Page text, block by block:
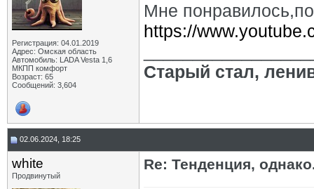
Регистрация: 04.01.2019
Адрес: Омская область
Автомобиль: LADA Vesta 1,6
МКПП комфорт
Возраст: 65
Сообщений: 3,604
Мне
https://
Старый стал,
02.06.2024, 18:25
white
Продвинутый
Re: Тенденция,